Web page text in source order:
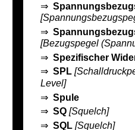
⇒
⇒
[Bezugspegel
⇒Spezifischer
⇒SPL
Level]
⇒Spule
⇒SQ [Squelch]
⇒SQL [Squelch]